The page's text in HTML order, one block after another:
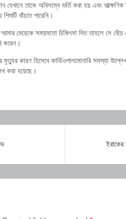
যেখানে তাকে অবিলম্বে ভর্তি করা হয় এবং
বাঁচতে পারেনি।
মেয়েকে সময়মতো চিকিৎসা দিত তাহলে সে বেঁচে
করেন।
মৃত্যুর কারণ হিসেবে কার্ডিওপালমোনারি সমস্যা
করা হয়েছে।